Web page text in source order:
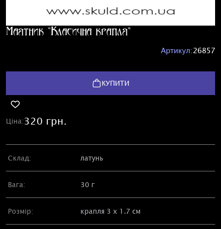
Маятник "Класична крапля"
Артикул:26857
КУПИТИ
Ціна:320 грн.
Склад: латунь
Вага: 30 г
Розмір: крапля 3 х 1.7 см